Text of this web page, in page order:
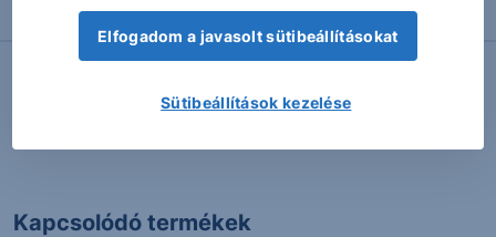
Kiváló második negyedév a Waberer’s-nél
Kapcsolódó termékek
Elfogadom a javasolt sütibeállításokat
Sütibeállítások kezelése